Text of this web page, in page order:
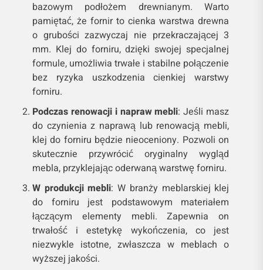
bazowym podłożem drewnianym. Warto
pamiętać, że fornir to cienka warstwa drewna
o grubości zazwyczaj nie przekraczającej 3
mm. Klej do forniru, dzięki swojej specjalnej
formule, umożliwia trwałe i stabilne połączenie
bez ryzyka uszkodzenia cienkiej warstwy
forniru.
Podczas renowacji i napraw mebli: Jeśli masz
do czynienia z naprawą lub renowacją mebli,
klej do forniru będzie nieoceniony. Pozwoli on
skutecznie przywrócić oryginalny wygląd
mebla, przyklejając oderwaną warstwę forniru.
W produkcji mebli: W branży meblarskiej klej
do forniru jest podstawowym materiałem
łączącym elementy mebli. Zapewnia on
trwałość i estetykę wykończenia, co jest
niezwykle istotne, zwłaszcza w meblach o
wyższej jakości.